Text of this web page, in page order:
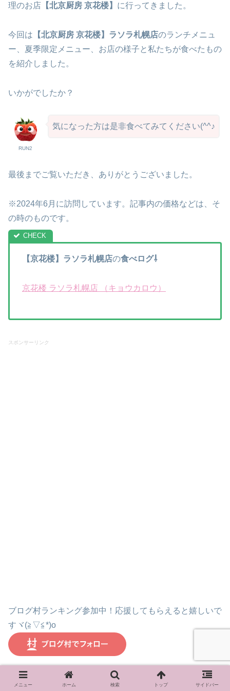
理のお店 【北京厨房 京花楼】 に行ってきました。
今回は 【北京厨房 京花楼】ラソラ札幌店のランチメニュ
ー、夏季限定メニュー、お店の様子と私たちが食べたもの
を紹介しました。
いかがでしたか？
RUN2
気になった方は是非食べてみてください(^^♪
最後までご覧いただき、ありがとうございました。
※2024年6月に訪問しています。記事内の価格などは、そ
の時のものです。
【京花楼】ラソラ札幌店の食べログ⇩
京花楼 ラソラ札幌店 （キョウカロウ）
スポンサーリンク
ブログ村ランキング参加中！応援してもらえると嬉しいで
すヾ(≧▽≦*)o
人気ブログランキング参加中！よろしくお願いします(. ❛ ᴗ
メニュー ホーム 検索 トップ サイドバー